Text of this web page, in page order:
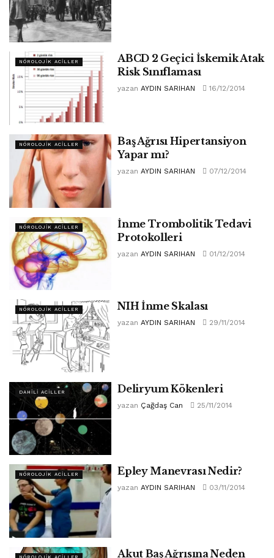
NÖROLOJIK ACILLER
ABCD 2 Geçici İskemik Atak
Risk Sınıflaması
yazan AYDIN SARIHAN 16/12/2014
NÖROLOJIK ACILLER
Baş Ağrısı Hipertansiyon
Yapar mı?
yazan AYDIN SARIHAN 07/12/2014
NÖROLOJIK ACILLER
İnme Trombolitik Tedavi
Protokolleri
yazan AYDIN SARIHAN 01/12/2014
NÖROLOJIK ACILLER NIH İnme Skalası
yazan AYDIN SARIHAN 29/11/2014
DAHILI ACILLER Deliryum Kökenleri
yazan Çağdaş Can 25/11/2014
NÖROLOJIK ACILLER Epley Manevrası Nedir?
yazan AYDIN SARIHAN 03/11/2014
NÖROLOJIK ACILLER Akut Baş Ağrısına Neden